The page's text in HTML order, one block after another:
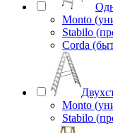
Monto
Stabilo
Corda
Monto
Stabilo